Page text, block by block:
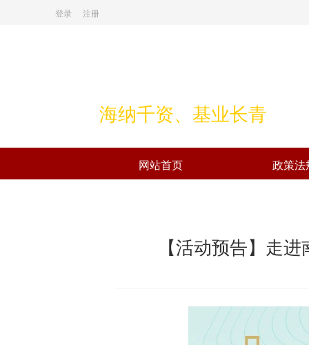
登录 注册
海纳千资、基业长青
网站首页 政策法
【活动预告】走